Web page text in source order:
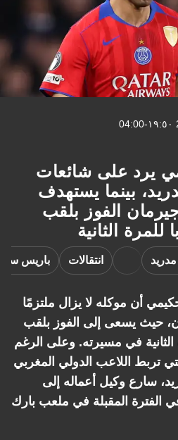
يرد على شائعات
بينما يستهدف
الفوز بلقب
الثانية
انتقالات باريس
أن موكله لا يزال ملتزمًا
حيث يسعى إلى الفوز بلقب
في مسيرته. وعلى الرغم
تربط اللاعب الدولي المغربي
سارع وكيل أعماله إلى
الفترة المقبلة في ملعب بارك